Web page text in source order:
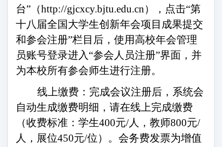
台”（http://gjcxcy.bjtu.edu.cn），点击“第
十八届全国大学生创新年会项目成果提交
和参会注册”栏目后，使用高校年会管理
员账号登录进入“参会人员注册”界面，并
为本校所有参会师生进行注册。
线上缴费：完成会议注册后，系统会
自动生成缴费明细，请在线上完成缴费
（收费标准：学生400元/人，教师800元/
人，展位450元/位）。会务费发票为增值